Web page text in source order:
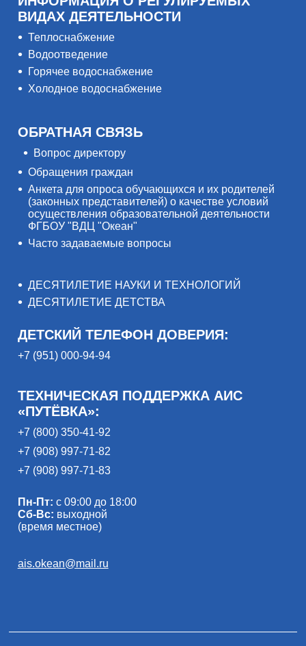
ВИДАХ ДЕЯТЕЛЬНОСТИ
Теплоснабжение
Водоотведение
Горячее водоснабжение
Холодное водоснабжение
ОБРАТНАЯ СВЯЗЬ
Вопрос директору
Обращения граждан
Анкета для опроса обучающихся и их родителей
(законных представителей) о качестве условий
осуществления образовательной деятельности
ФГБОУ "ВДЦ "Океан"
Часто задаваемые вопросы
ДЕСЯТИЛЕТИЕ НАУКИ И ТЕХНОЛОГИЙ
ДЕСЯТИЛЕТИЕ ДЕТСТВА
ДЕТСКИЙ ТЕЛЕФОН ДОВЕРИЯ:
+7 (951) 000-94-94
ТЕХНИЧЕСКАЯ ПОДДЕРЖКА АИС
«ПУТЁВКА»:
+7 (800) 350-41-92
+7 (908) 997-71-82
+7 (908) 997-71-83
Пн-Пт: с 09:00 до 18:00
Сб-Вс: выходной
(время местное)
ais.okean@mail.ru